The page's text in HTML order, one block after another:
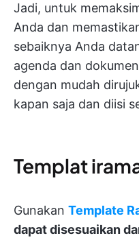
Jadi, untuk
Anda dan
sebaiknya Anda
agenda dan
dengan mudah
kapan saja dan diisi
Templat
Gunakan Template
dapat disesuaikan